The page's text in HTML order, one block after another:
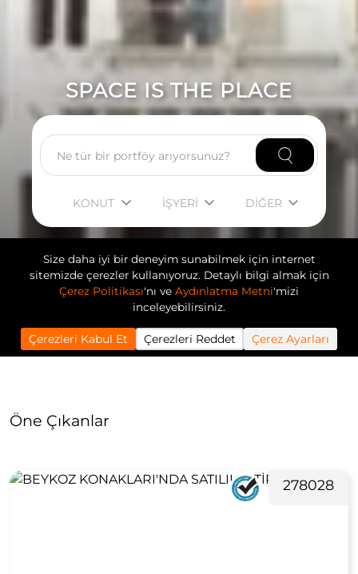
SPACE IS THE PLACE
KONUT İŞYERİ DİĞER
Size daha iyi bir deneyim sunabilmek için internet
sitemizde çerezler kullanıyoruz. Detaylı bilgi almak için
Çerez Politikası'nı ve Aydınlatma Metni'mizi
inceleyebilirsiniz.
Çerezleri Kabul Et Çerezleri Reddet Çerez Ayarları
Öne Çıkanlar
278028